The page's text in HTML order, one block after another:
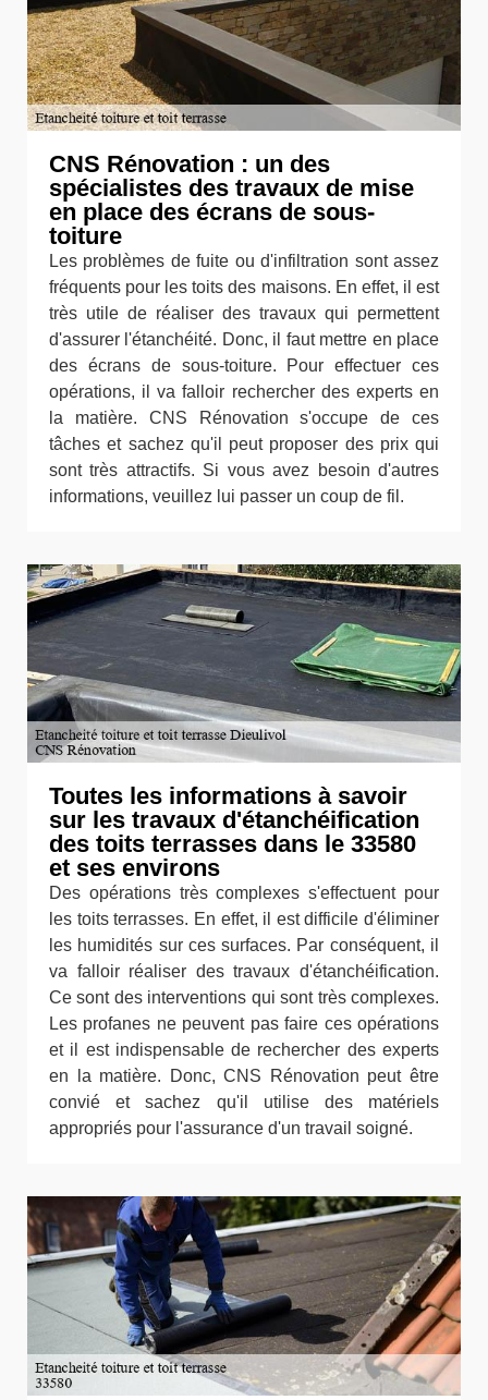
CNS Rénovation : un des
spécialistes des travaux de mise
en place des écrans de sous-
toiture
Les problèmes de fuite ou d'infiltration sont assez
fréquents pour les toits des maisons. En effet, il est
très utile de réaliser des travaux qui permettent
d'assurer l'étanchéité. Donc, il faut mettre en place
des écrans de sous-toiture. Pour effectuer ces
opérations, il va falloir rechercher des experts en
la matière. CNS Rénovation s'occupe de ces
tâches et sachez qu'il peut proposer des prix qui
sont très attractifs. Si vous avez besoin d'autres
informations, veuillez lui passer un coup de fil.
Toutes les informations à savoir
sur les travaux d'étanchéification
des toits terrasses dans le 33580
et ses environs
Des opérations très complexes s'effectuent pour
les toits terrasses. En effet, il est difficile d'éliminer
les humidités sur ces surfaces. Par conséquent, il
va falloir réaliser des travaux d'étanchéification.
Ce sont des interventions qui sont très complexes.
Les profanes ne peuvent pas faire ces opérations
et il est indispensable de rechercher des experts
en la matière. Donc, CNS Rénovation peut être
convié et sachez qu'il utilise des matériels
appropriés pour l'assurance d'un travail soigné.